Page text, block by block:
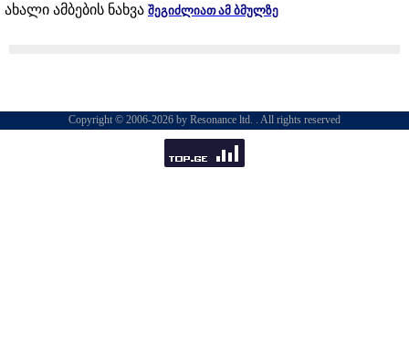
ახალი ამბების ნახვა შეგიძლიათ ამ ბმულზე
Copyright © 2006-2026 by Resonance ltd. . All rights reserved